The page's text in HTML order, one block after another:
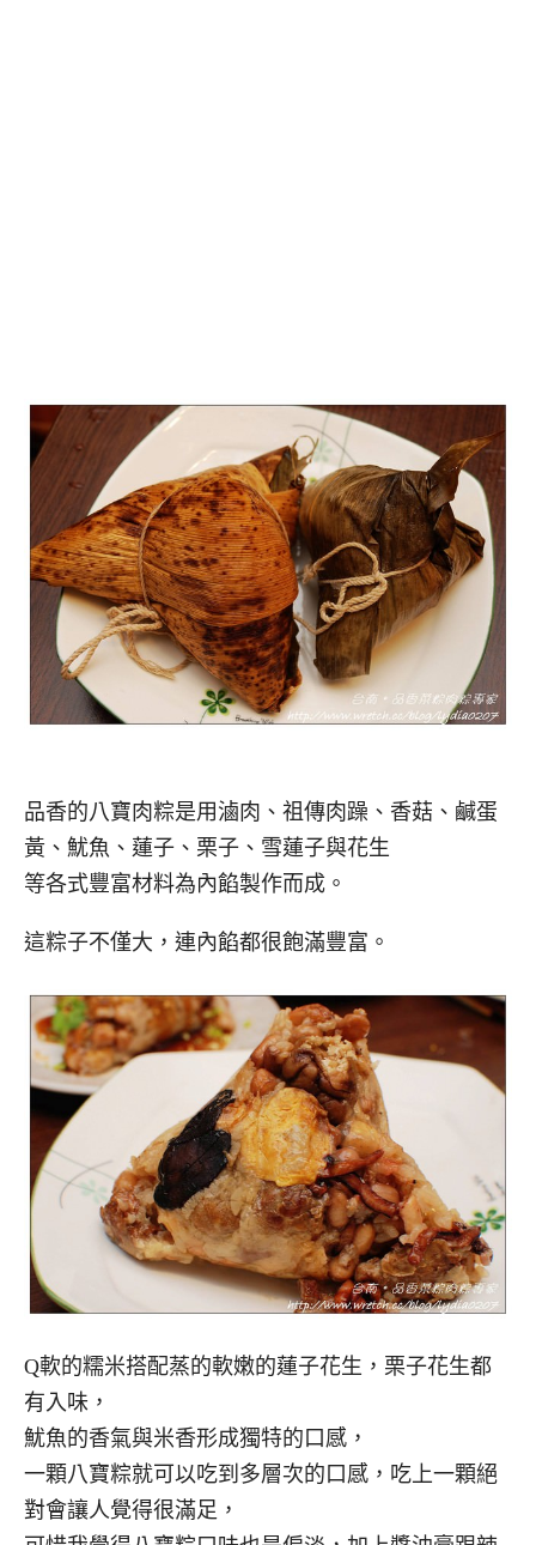
品香的八寶肉粽是用滷肉、祖傳肉躁、香菇、鹹蛋
黃、魷魚、蓮子、栗子、雪蓮子與花生
等各式豐富材料為內餡製作而成。
這粽子不僅大，連內餡都很飽滿豐富。
Q軟的糯米搭配蒸的軟嫩的蓮子花生，栗子花生都
有入味，
魷魚的香氣與米香形成獨特的口感，
一顆八寶粽就可以吃到多層次的口感，吃上一顆絕
對會讓人覺得很滿足，